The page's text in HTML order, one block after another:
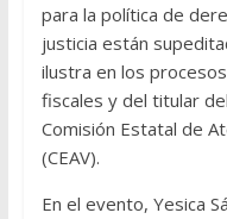
para la política de
justicia están
ilustra en los
fiscales y del titular
Comisión Estatal de
(CEAV).
En el evento, Yesica